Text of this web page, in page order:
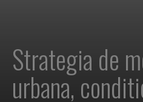
Strategia de
urbana,